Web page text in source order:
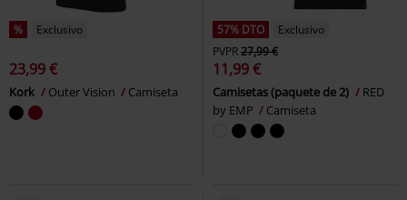
% Exclusivo
23,99 €
Kork Outer Vision Camiseta
57% DTO
Exclusivo
PVPR27,99 €
11,99 €
Camisetas (paquete de 2)
RED
by EMP
Camiseta